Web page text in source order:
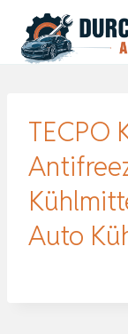
Inhalt
springen
TECPO
Auto